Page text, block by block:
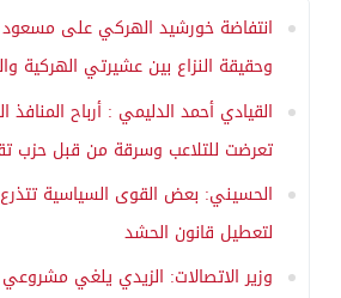
انتفاضة خورشيد الهركي على مسعود
وحقيقة النزاع بين عشيرتي الهركية
القيادي أحمد الدليمي : أرباح المنافذ
تعرضت للتلاعب وسرقة من قبل حزب
الحسيني: بعض القوى السياسية تتذرع
لتعطيل قانون الحشد
وزير الاتصالات: الزيدي يلغي